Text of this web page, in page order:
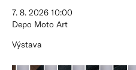
7. 8. 2026 10:00
Depo Moto Art
Výstava